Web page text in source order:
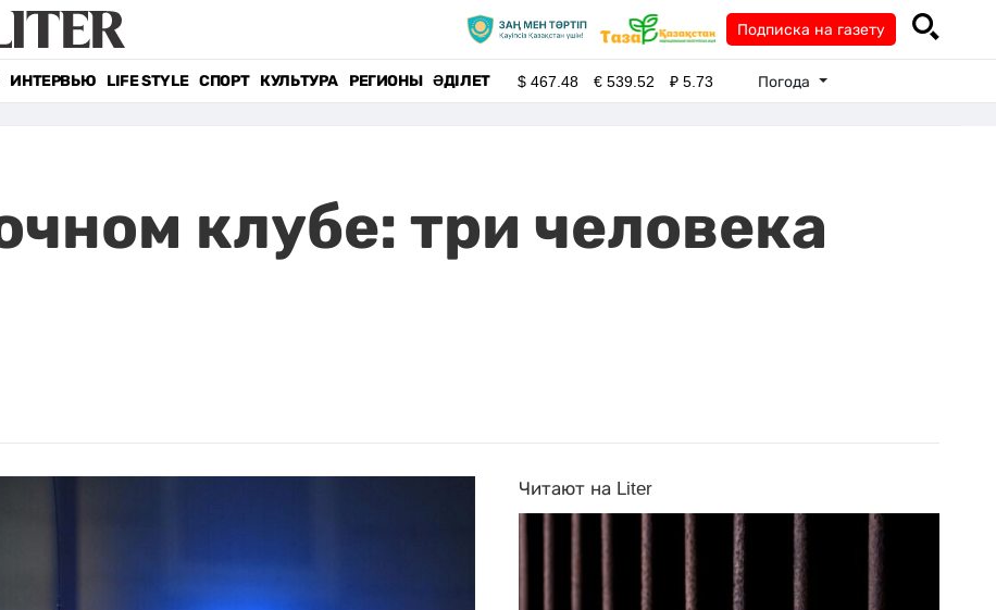
Подписка на газету
ИНТЕРВЬЮ LIFE STYLE СПОРТ КУЛЬТУРА РЕГИОНЫ ӘДІЛЕТ $467.48 €539.52 ₽5.73 Погода
клубе: три человека
Читают на Liter